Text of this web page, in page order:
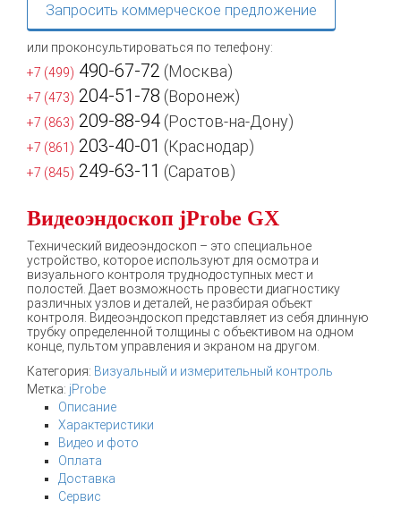
Запросить коммерческое предложение
или проконсультироваться по телефону:
+7 (499) 490-67-72 (Москва)
+7 (473) 204-51-78 (Воронеж)
+7 (863) 209-88-94 (Ростов-на-Дону)
+7 (861) 203-40-01 (Краснодар)
+7 (845) 249-63-11 (Саратов)
Видеоэндоскоп jProbe GX
Технический видеоэндоскоп – это специальное
устройство, которое используют для осмотра и
визуального контроля труднодоступных мест и
полостей. Дает возможность провести диагностику
различных узлов и деталей, не разбирая объект
контроля. Видеоэндоскоп представляет из себя длинную
трубку определенной толщины с объективом на одном
конце, пультом управления и экраном на другом.
Категория: Визуальный и измерительный контроль
Метка: jProbe
Описание
Характеристики
Видео и фото
Оплата
Доставка
Сервис